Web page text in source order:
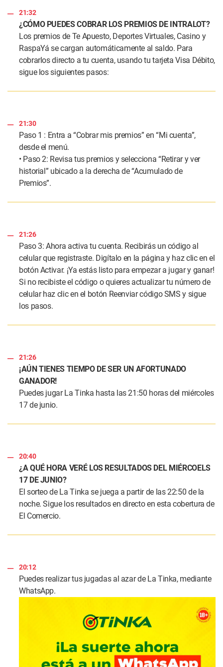
21:32
¿CÓMO PUEDES COBRAR LOS PREMIOS DE INTRALOT?
Los premios de Te Apuesto, Deportes Virtuales, Casino y
RaspaYá se cargan automáticamente al saldo. Para
cobrarlos directo a tu cuenta, usando tu tarjeta Visa Débito,
sigue los siguientes pasos:
21:30
Paso 1 : Entra a “Cobrar mis premios” en “Mi cuenta”,
desde el menú.
• Paso 2: Revisa tus premios y selecciona “Retirar y ver
historial” ubicado a la derecha de “Acumulado de
Premios”.
21:26
Paso 3: Ahora activa tu cuenta. Recibirás un código al
celular que registraste. Digítalo en la página y haz clic en el
botón Activar. ¡Ya estás listo para empezar a jugar y ganar!
Si no recibiste el código o quieres actualizar tu número de
celular haz clic en el botón Reenviar código SMS y sigue
los pasos.
21:26
¡AÚN TIENES TIEMPO DE SER UN AFORTUNADO
GANADOR!
Puedes jugar La Tinka hasta las 21:50 horas del miércoles
17 de junio.
20:40
¿A QUÉ HORA VERÉ LOS RESULTADOS DEL MIÉRCOELS
17 DE JUNIO?
El sorteo de La Tinka se juega a partir de las 22:50 de la
noche. Sigue los resultados en directo en esta cobertura de
El Comercio.
20:12
Puedes realizar tus jugadas al azar de La Tinka, mediante
WhatsApp.